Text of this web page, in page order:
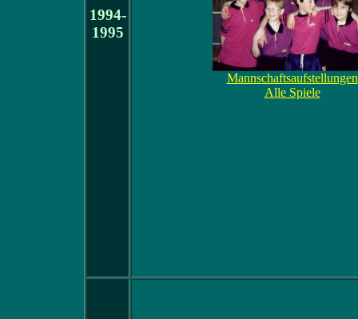
1994-
1995
Mannschaftsaufstellungen
Alle Spiele